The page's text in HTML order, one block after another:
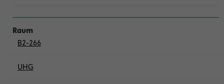
B2-266
UHG